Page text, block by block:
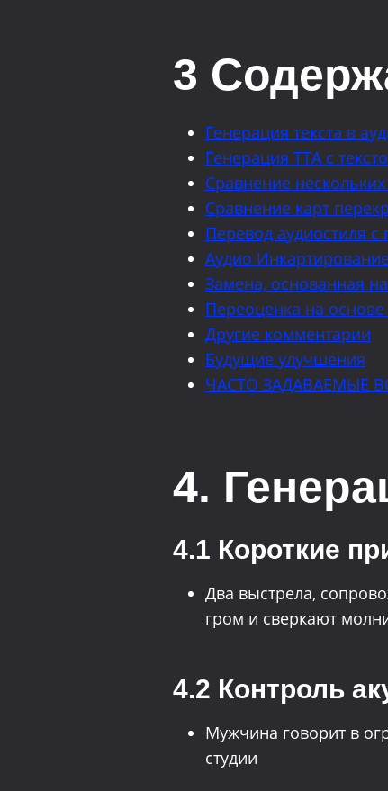
3
Генерация текста в
Генерация TTA с
Сравнение
Сравнение карт
Перевод аудиостиля
Аудио
Замена, основанная
Переоценка на
Другие комментарии
Будущие улучшения
ЧАСТО ЗАДАВАЕМЫЕ
4.
4.1 Короткие
Два выстрела,
гром и сверкают
4.2 Контроль
Мужчина говорит в
студии